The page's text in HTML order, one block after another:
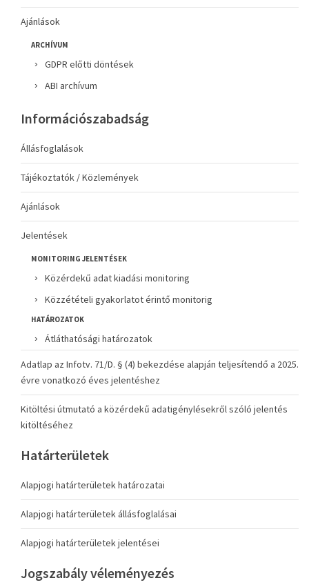
Ajánlások
ARCHÍVUM
GDPR előtti döntések
ABI archívum
Információszabadság
Állásfoglalások
Tájékoztatók / Közlemények
Ajánlások
Jelentések
MONITORING JELENTÉSEK
Közérdekű adat kiadási monitoring
Közzétételi gyakorlatot érintő monitorig
HATÁROZATOK
Átláthatósági határozatok
Adatlap az Infotv. 71/D. § (4) bekezdése alapján teljesítendő a 2025.
évre vonatkozó éves jelentéshez
Kitöltési útmutató a közérdekű adatigénylésekről szóló jelentés
kitöltéséhez
Határterületek
Alapjogi határterületek határozatai
Alapjogi határterületek állásfoglalásai
Alapjogi határterületek jelentései
Jogszabály véleményezés